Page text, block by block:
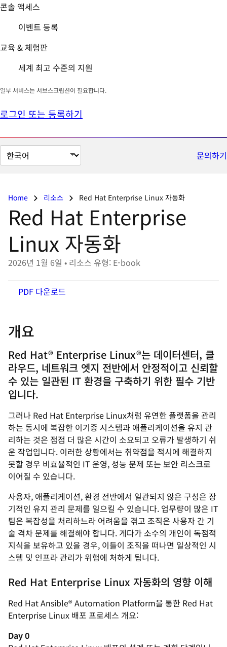
콘솔 액세스
이벤트 등록
교육 & 체험판
세계 최고 수준의 지원
일부 서비스는 서브스크립션이 필요합니다.
로그인 또는 등록하기
페
이
문의하기
Home 리소스 Red Hat Enterprise Linux 자동화
Red Hat Enterprise
Linux 자동화
2026년 1월 6일 • 리소스 유형: E-book
PDF 다운로드
개요
Red Hat® Enterprise Linux®는 데이터센터, 클
라우드, 네트워크 엣지 전반에서 안정적이고 신뢰할
수 있는 일관된 IT 환경을 구축하기 위한 필수 기반
입니다.
그러나 Red Hat Enterprise Linux처럼 유연한 플랫폼을 관리
하는 동시에 복잡한 이기종 시스템과 애플리케이션을 유지 관
리하는 것은 점점 더 많은 시간이 소요되고 오류가 발생하기 쉬
운 작업입니다. 이러한 상황에서는 취약점을 적시에 해결하지
못할 경우 비효율적인 IT 운영, 성능 문제 또는 보안 리스크로
이어질 수 있습니다.
사용자, 애플리케이션, 환경 전반에서 일관되지 않은 구성은 장
기적인 유지 관리 문제를 일으킬 수 있습니다. 업무량이 많은 IT
팀은 복잡성을 처리하느라 어려움을 겪고 조직은 사용자 간 기
술 격차 문제를 해결해야 합니다. 게다가 소수의 개인이 독점적
지식을 보유하고 있을 경우, 이들이 조직을 떠나면 일상적인 시
스템 및 인프라 관리가 위험에 처하게 됩니다.
Red Hat Enterprise Linux 자동화의 영향 이해
Red Hat Ansible® Automation Platform을 통한 Red Hat
Enterprise Linux 배포 프로세스 개요:
Day 0